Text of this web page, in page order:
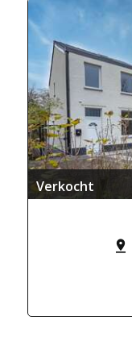
Verkocht